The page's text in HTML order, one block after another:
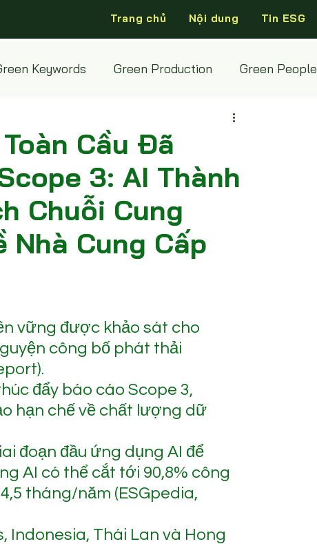
Trang chủ Nội dung Tin ESG
Keywords Green Production Green People
Cầu Đã
3: AI Thành
Chuỗi Cung
Nhà Cung Cấp
vững được khảo sát cho
công bố phát thải
đẩy báo cáo Scope 3,
hạn chế về chất lượng dữ
đoạn đầu ứng dụng AI để
AI có thể cắt tới 90,8% công
tháng/năm (ESGpedia,
Indonesia, Thái Lan và Hong